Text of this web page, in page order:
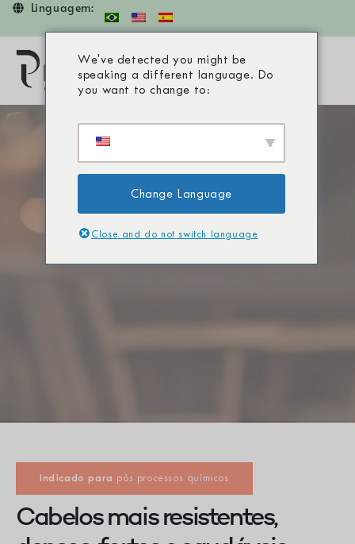
Linguagem:
COMPRE ONLINE
BondRepair
Para cabelos danificados ou quimicamente tratados.
VER PRODUTOS
Indicado para pós processos químicos
Cabelos mais resistentes,
We've detected you might be
speaking a different language. Do
you want to change to:
Change Language
Close and do not switch language